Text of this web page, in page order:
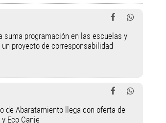
suma programación en las escuelas y
un proyecto de corresponsabilidad
de Abaratamiento llega con oferta de
Eco Canje